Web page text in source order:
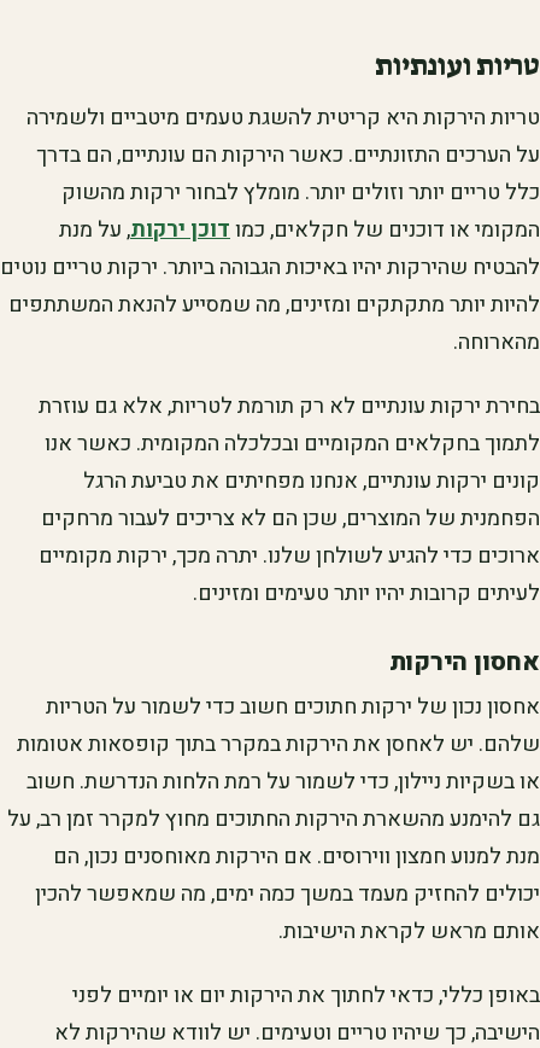
טריות ועונתיות
טריות הירקות היא קריטית להשגת טעמים מיטביים ולשמירה
על הערכים התזונתיים. כאשר הירקות הם עונתיים, הם בדרך
כלל טריים יותר וזולים יותר. מומלץ לבחור ירקות מהשוק
המקומי או דוכנים של חקלאים, כמודוכן ירקות, על מנת
להבטיח שהירקות יהיו באיכות הגבוהה ביותר. ירקות טריים נוטים
להיות יותר מתקתקים ומזינים, מה שמסייע להנאת המשתתפים
מהארוחה.
בחירת ירקות עונתיים לא רק תורמת לטריות, אלא גם עוזרת
לתמוך בחקלאים המקומיים ובכלכלה המקומית. כאשר אנו
קונים ירקות עונתיים, אנחנו מפחיתים את טביעת הרגל
הפחמנית של המוצרים, שכן הם לא צריכים לעבור מרחקים
ארוכים כדי להגיע לשולחן שלנו. יתרה מכך, ירקות מקומיים
לעיתים קרובות יהיו יותר טעימים ומזינים.
אחסון הירקות
אחסון נכון של ירקות חתוכים חשוב כדי לשמור על הטריות
שלהם. יש לאחסן את הירקות במקרר בתוך קופסאות אטומות
או בשקיות ניילון, כדי לשמור על רמת הלחות הנדרשת. חשוב
גם להימנע מהשארת הירקות החתוכים מחוץ למקרר זמן רב, על
מנת למנוע חמצון ווירוסים. אם הירקות מאוחסנים נכון, הם
יכולים להחזיק מעמד במשך כמה ימים, מה שמאפשר להכין
אותם מראש לקראת הישיבות.
באופן כללי, כדאי לחתוך את הירקות יום או יומיים לפני
הישיבה, כך שיהיו טריים וטעימים. יש לוודא שהירקות לא